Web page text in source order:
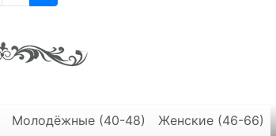
Молодёжные (40-48) Женские (46-66)